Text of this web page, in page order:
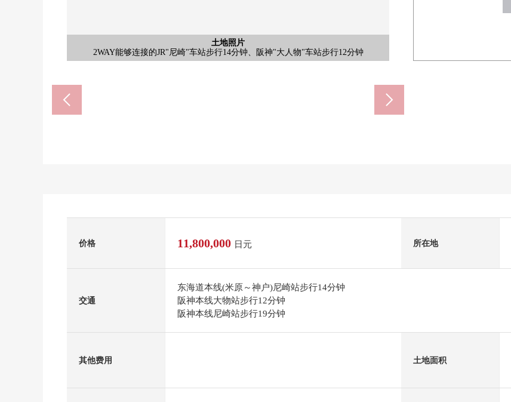
土地照片
2WAY能够连接的JR"尼崎"车站步行14分钟、阪神"大人物"车站步行12分钟
土地照片
日光为朝南良好。
土地照片
变成建筑包含条件土地。
含有前面道路的外观
前面道路幅员：变成4m。
含有前面道路的外观
在正面宽度，有约6.2m。
含有前面道路的外观
日光为朝南良好。
含有前面道路的外观
・JR"尼崎"车站步行14分钟、阪神"大人物"车站步行12分钟
含有前面道路的外观
请随便询问。
桑迪尼崎长洲商店(约580m)
成良中学(约840m)
价格 11,800,000 日元 所在地
交通
东海道本线(米原～神户)尼崎站步行14分钟
阪神本线大物站步行12分钟
阪神本线尼崎站步行19分钟
其他费用 土地面积